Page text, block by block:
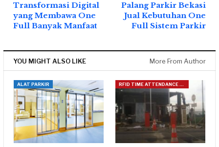
Transformasi Digital
yang Membawa One
Full Banyak Manfaat
Palang Parkir Bekasi
Jual Kebutuhan One
Full Sistem Parkir
YOU MIGHT ALSO LIKE More From Author
ALAT PARKIR